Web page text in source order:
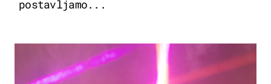
postavljamo...
KULTURA & ZABAVA